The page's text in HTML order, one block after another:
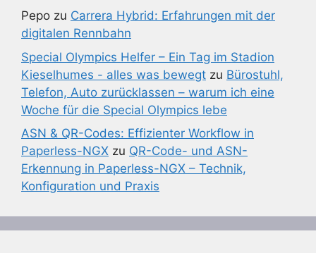
Pepo zu Carrera Hybrid: Erfahrungen mit der
digitalen Rennbahn
Special Olympics Helfer – Ein Tag im Stadion
Kieselhumes - alles was bewegt zu Bürostuhl,
Telefon, Auto zurücklassen – warum ich eine
Woche für die Special Olympics lebe
ASN & QR-Codes: Effizienter Workflow in
Paperless-NGX zu QR-Code- und ASN-
Erkennung in Paperless-NGX – Technik,
Konfiguration und Praxis